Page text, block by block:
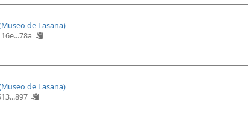
de Lasana)
de Lasana)